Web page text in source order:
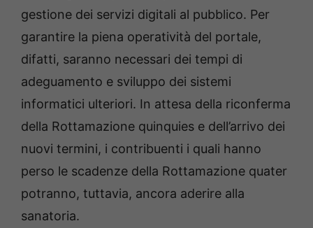
gestione dei servizi digitali al pubblico. Per
garantire la piena operatività del portale,
difatti, saranno necessari dei tempi di
adeguamento e sviluppo dei sistemi
informatici ulteriori. In attesa della riconferma
della Rottamazione quinquies e dell’arrivo dei
nuovi termini, i contribuenti i quali hanno
perso le scadenze della Rottamazione quater
potranno, tuttavia, ancora aderire alla
sanatoria.